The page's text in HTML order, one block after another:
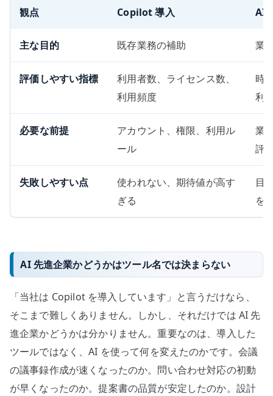
観点 Copilot 導入 AI
主な目的 既存業務の補助 業
評価しやすい指標
利用者数、ライセンス数、
利用頻度
時
利
必要な前提
アカウント、権限、利用ル
ール
業
評
失敗しやすい点
使われない、期待値が高す
ぎる
目
を
AI 先進企業かどうかはツール名では決まらない
「当社は Copilot を導入しています」と言うだけなら、
そこまで難しくありません。しかし、それだけでは AI 先
進企業かどうかは分かりません。重要なのは、導入した
ツールではなく、AI を使って何を変えたのかです。会議
の議事録作成が速くなったのか。問い合わせ対応の初動
が早くなったのか。提案書の品質が安定したのか。設計